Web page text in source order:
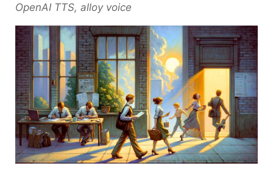
OpenAI TTS, alloy voice